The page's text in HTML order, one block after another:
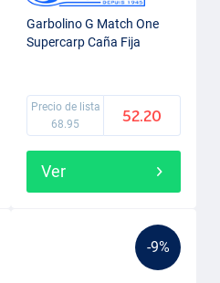
Garbolino G Match One
Supercarp Caña Fija
Precio de lista
68.95
52.20
Ver
-9%